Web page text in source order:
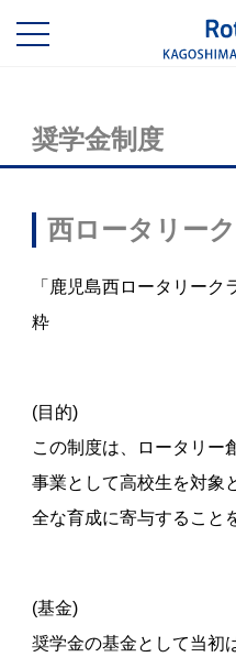
奨学金制度
西ロータリー
「鹿児島西ロータリー
粋
(目的)
この制度は、ロータリー
事業として高校生を対象
全な育成に寄与すること
(基金)
奨学金の基金として当初